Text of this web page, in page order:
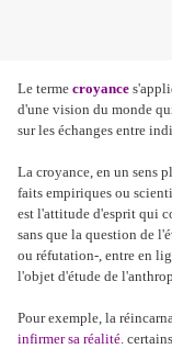
Le terme croyance
d'une vision du monde
sur les échanges entre
La croyance, en un sens
faits empiriques ou
est l'attitude d'esprit qui
sans que la question de
ou réfutation-, entre en
l'objet d'étude de
Pour exemple, la
infirmer sa réalité.